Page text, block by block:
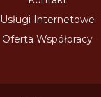
Usługi Internetowe
Oferta Współpracy